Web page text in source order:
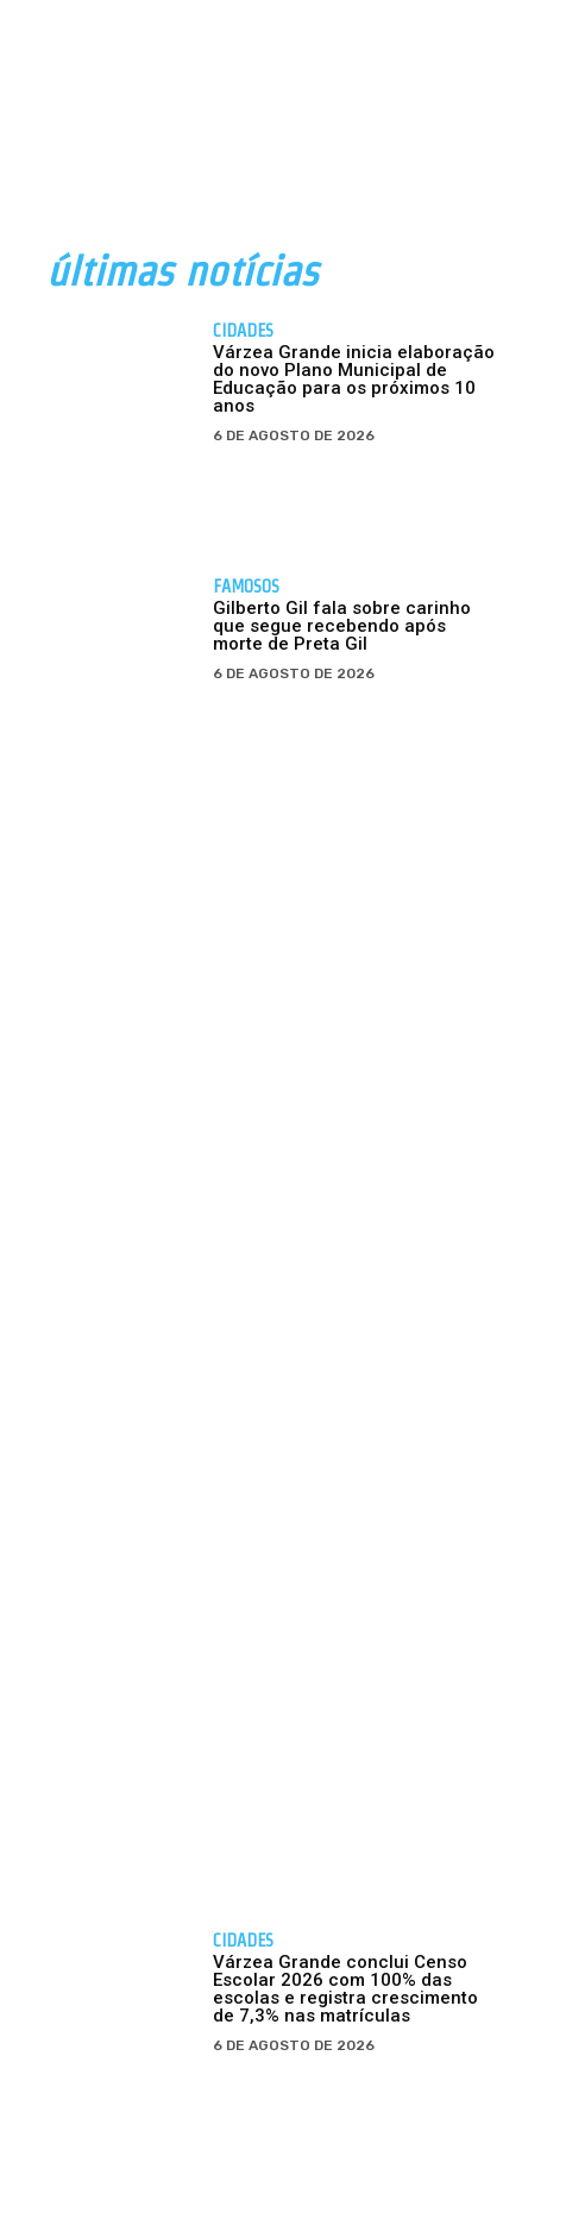
últimas notícias
CIDADES
Várzea Grande inicia elaboração
do novo Plano Municipal de
Educação para os próximos 10
anos
6 DE AGOSTO DE 2026
FAMOSOS
Gilberto Gil fala sobre carinho
que segue recebendo após
morte de Preta Gil
6 DE AGOSTO DE 2026
CIDADES
Várzea Grande conclui Censo
Escolar 2026 com 100% das
escolas e registra crescimento
de 7,3% nas matrículas
6 DE AGOSTO DE 2026